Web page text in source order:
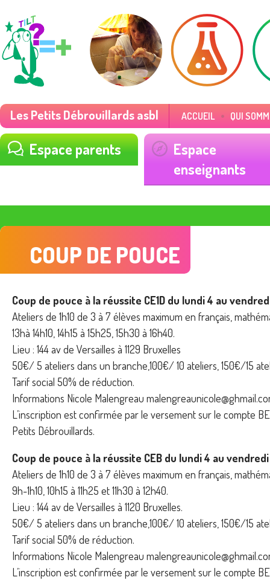
Les Petits Débrouillards asbl ACCUEIL QUI
Espace parents
Espace
enseignants
COUP DE POUCE
Coup de pouce à la réussite CE1D du lundi 4 au
Ateliers de 1h10 de 3 à 7 élèves maximum en français,
13hà 14h10, 14h15 à 15h25, 15h30 à 16h40.
Lieu : 144 av de Versailles à 1129 Bruxelles
50€/ 5 ateliers dans un branche,100€/ 10 ateliers, 150€/15
Tarif social 50% de réduction.
Informations Nicole Malengreau
L’inscription est confirmée par le versement sur le compte
Petits Débrouillards.
Coup de pouce à la réussite CEB du lundi 4 au
Ateliers de 1h10 de 3 à 7 élèves maximum en français,
9h-1h10, 10h15 à 11h25 et 11h30 à 12h40.
Lieu : 144 av de Versailles à 1120 Bruxelles.
50€/ 5 ateliers dans un branche,100€/ 10 ateliers, 150€/15
Tarif social 50% de réduction.
Informations Nicole Malengreau
L’inscription est confirmée par le versement sur le compte